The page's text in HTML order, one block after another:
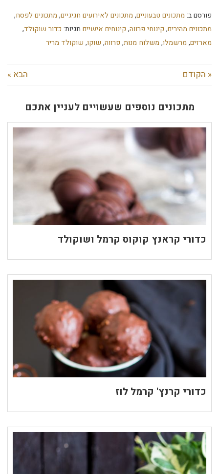
פורסם ב: מתכונים טבעוניים, מתכונים לאירועים חגיגיים, מתכונים לפסח,
מתכונים מהירים, קינוחי פרווה, קינוחים אישיים תגיות: כדור שוקולד,
מארזים, מרשמלו, משלוח מנות, פרווה, שוקו, שוקולד מריר
« הקודם הבא »
מתכונים נוספים שעשויים לעניין אתכם
כדורי קראנץ קוקוס קרמל ושוקולד
כדורי קרנץ' קרמל לוז